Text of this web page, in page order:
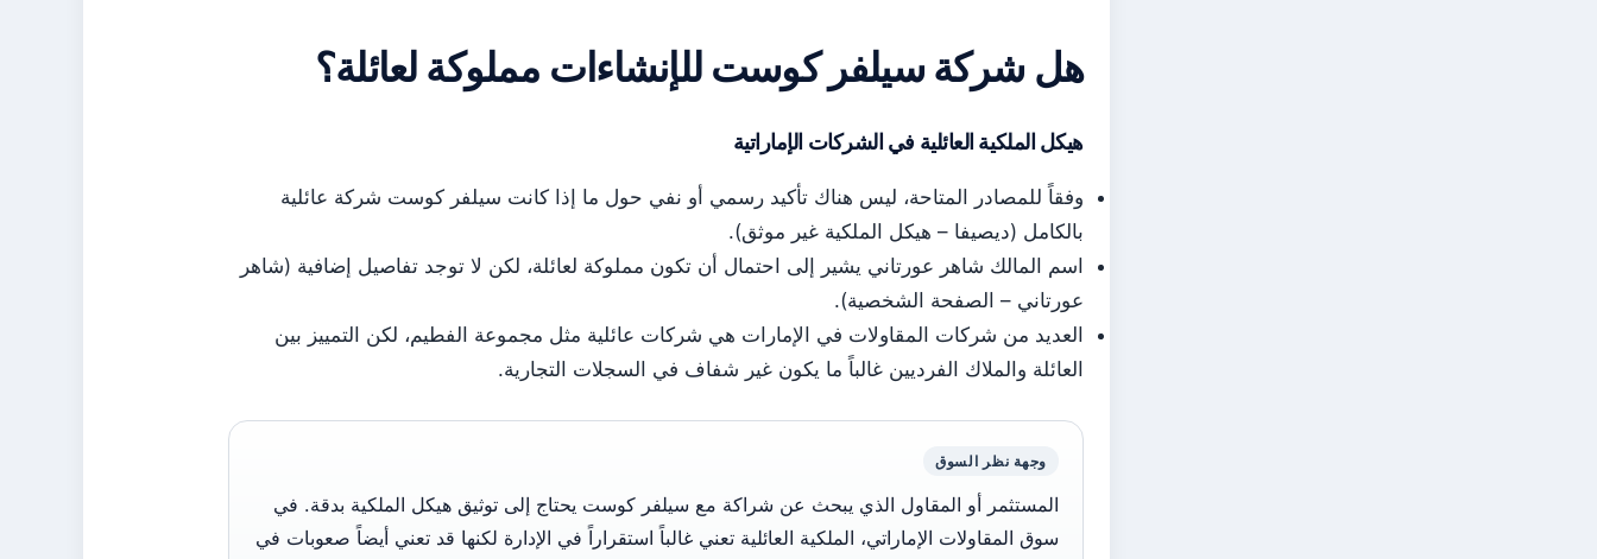
هل شركة سيلفر كوست للإنشاءات مملوكة لعائلة؟
هيكل الملكية العائلية في الشركات الإماراتية
وفقاً للمصادر المتاحة، ليس هناك تأكيد رسمي أو نفي حول ما إذا كانت سيلفر كوست شركة عائلية
بالكامل (ديصيفا – هيكل الملكية غير موثق).
اسم المالك شاهر عورتاني يشير إلى احتمال أن تكون مملوكة لعائلة، لكن لا توجد تفاصيل إضافية (شاهر
عورتاني – الصفحة الشخصية).
العديد من شركات المقاولات في الإمارات هي شركات عائلية مثل مجموعة الفطيم، لكن التمييز بين
العائلة والملاك الفرديين غالباً ما يكون غير شفاف في السجلات التجارية.
وجهة نظر السوق
المستثمر أو المقاول الذي يبحث عن شراكة مع سيلفر كوست يحتاج إلى توثيق هيكل الملكية بدقة. في
سوق المقاولات الإماراتي، الملكية العائلية تعني غالباً استقراراً في الإدارة لكنها قد تعني أيضاً صعوبات في